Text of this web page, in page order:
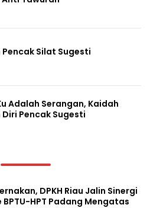
Silat Sugesti
Adalah Serangan, Kaidah
Pencak Sugesti
DPKH Riau Jalin Sinergi
HPT Padang Mengatas